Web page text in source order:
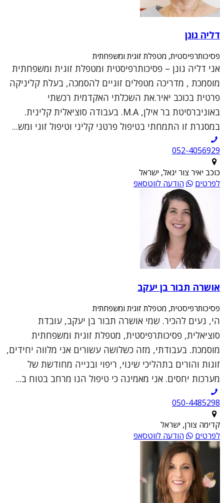
דליה גונן
פסיכותרפיסטית, מטפלת זוגית ומשפחתית
אני דליה גונן – פסיכותרפיסטית ומטפלת זוגית ומשפחתית
מוסמכת , מדריכה מטפלים זוגיים להסמכה, בעלת קליניקה
פרטית בכוכב יאיר.את השכלתי האקדמית רכשתי
באוניברסיטת בר אילן, M.A. בעבודה סוציאלית קלינית.
במסגרת זו התמחתי בטיפול פרטני קליני וטיפול זוגי ומש...
052-4056929
כוכב יאיר צור יגאל, ישראל
לפרטים
הודעה לווטסאפ
אושרה תבור בן יעקב
פסיכותרפיסטית, מטפלת זוגית ומשפחתית
הי, נעים להכיר. שמי אושרה תבור בן יעקב, עובדת
סוציאלית, פסיכותרפיסטית, מטפלת זוגית ומשפחתית
מוסמכת. בעבודתי, מזה כשלושה עשורים אני מלווה יחידים,
זוגות והורים בתהליכי שינוי, ריפוי ובנייה מחודשת של
מערכות יחסים. אני מאמינה כי טיפול הנו מרחב בטוח ב...
050-4485298
קדימה צורן, ישראל
לפרטים
הודעה לווטסאפ